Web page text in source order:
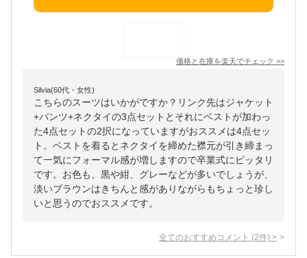
価格と在庫を楽天でチェック >>
Silvia(60代・女性)
こちらのスーツはいかがですか？リンク先はジャケット
+パンツ+ネクタイの3点セットとそれにベストが加わっ
た4点セットの2択になっていますがおススメは4点セッ
ト。ベストを着るとネクタイを締めた襟元が引き締まっ
て一気にフォーマル感が増しますので卒業式にピッタリ
です。お色も、黒や紺、グレーなどが多いでしょうが、
淡いブラウンはきちんと感がありながらもちょっと珍し
いと思うのでおススメです。
全てのおすすめコメント (2件) >